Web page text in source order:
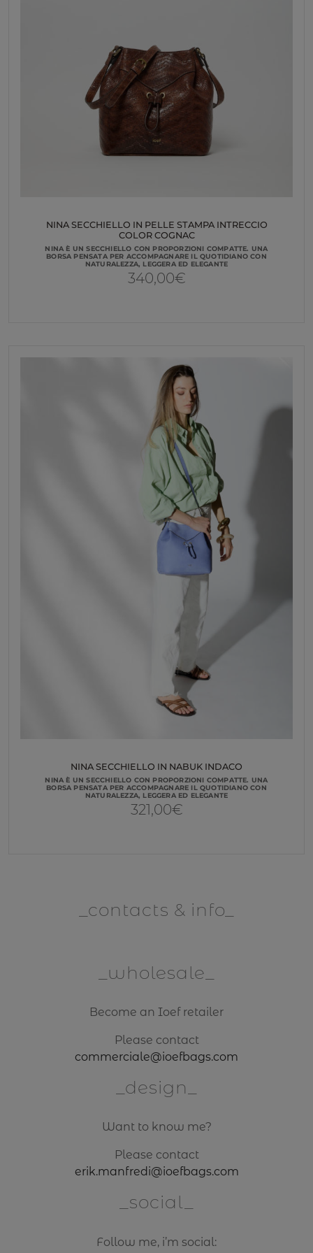
NINA SECCHIELLO IN PELLE STAMPA INTRECCIO
COLOR COGNAC
NINA È UN SECCHIELLO CON PROPORZIONI COMPATTE. UNA
BORSA PENSATA PER ACCOMPAGNARE IL QUOTIDIANO CON
NATURALEZZA, LEGGERA ED ELEGANTE
340,00€
NINA SECCHIELLO IN NABUK INDACO
NINA È UN SECCHIELLO CON PROPORZIONI COMPATTE. UNA
BORSA PENSATA PER ACCOMPAGNARE IL QUOTIDIANO CON
NATURALEZZA, LEGGERA ED ELEGANTE
321,00€
contacts & info
wholesale
Become an Ioef retailer
Please contact
commerciale@ioefbags.com
design
Want to know me?
Please contact
erik.manfredi@ioefbags.com
social
Follow me, i’m social: